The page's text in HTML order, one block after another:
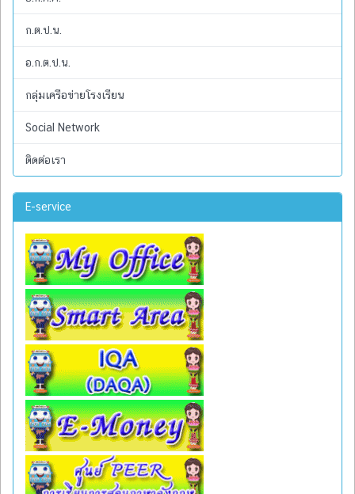
ก.ต.ป.น.
อ.ก.ต.ป.น.
กลุ่มเครือข่ายโรงเรียน
Social Network
ติดต่อเรา
E-service